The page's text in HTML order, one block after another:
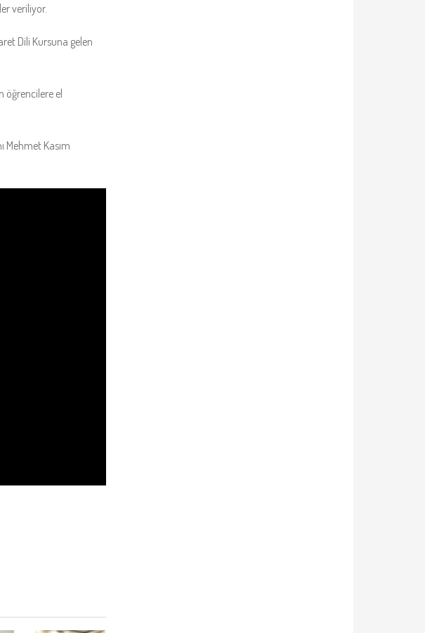
veriliyor.
Dili Kursuna gelen
öğrencilere el
Mehmet Kasım